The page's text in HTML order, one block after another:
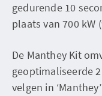
gedurende 10
plaats van 700 kW
De Manthey Kit
geoptimaliseerde
velgen in